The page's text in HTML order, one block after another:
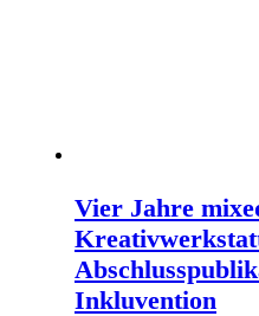
Vier Jahre
Inkluvention